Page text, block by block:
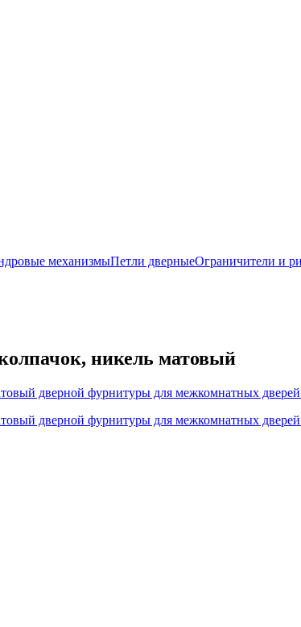
механизмыПетли дверныеОграничители и
никель матовый